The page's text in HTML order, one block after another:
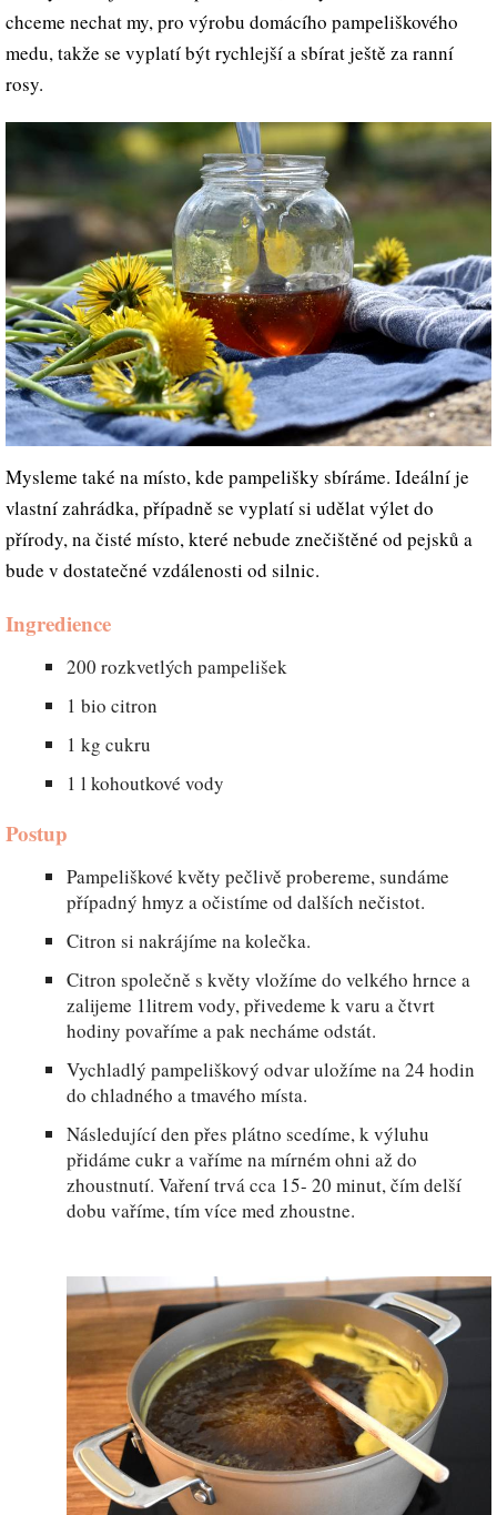
chceme nechat my, pro výrobu domácího pampeliškového
medu, takže se vyplatí být rychlejší a sbírat ještě za ranní
rosy.
Mysleme také na místo, kde pampelišky sbíráme. Ideální je
vlastní zahrádka, případně se vyplatí si udělat výlet do
přírody, na čisté místo, které nebude znečištěné od pejsků a
bude v dostatečné vzdálenosti od silnic.
Ingredience
200 rozkvetlých pampelišek
1 bio citron
1 kg cukru
1 l kohoutkové vody
Postup
Pampeliškové květy pečlivě probereme, sundáme
případný hmyz a očistíme od dalších nečistot.
Citron si nakrájíme na kolečka.
Citron společně s květy vložíme do velkého hrnce a
zalijeme 1litrem vody, přivedeme k varu a čtvrt
hodiny povaříme a pak necháme odstát.
Vychladlý pampeliškový odvar uložíme na 24 hodin
do chladného a tmavého místa.
Následující den přes plátno scedíme, k výluhu
přidáme cukr a vaříme na mírném ohni až do
zhoustnutí. Vaření trvá cca 15- 20 minut, čím delší
dobu vaříme, tím více med zhoustne.